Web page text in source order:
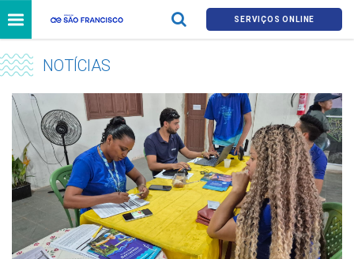
SERVIÇOS ONLINE
NOTÍCIAS